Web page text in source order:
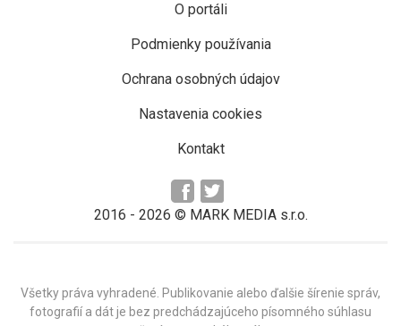
O portáli
Podmienky používania
Ochrana osobných údajov
Nastavenia cookies
Kontakt
2016 - 2026 © MARK MEDIA s.r.o.
Všetky práva vyhradené. Publikovanie alebo ďalšie šírenie správ,
fotografií a dát je bez predchádzajúceho písomného súhlasu